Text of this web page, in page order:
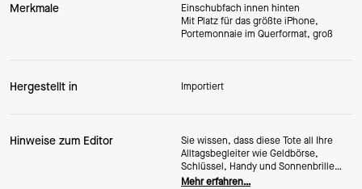
Merkmale
Einschubfach innen hinten
Mit Platz für das größte iPhone,
Portemonnaie im Querformat, groß
Hergestellt in Importiert
Hinweise zum Editor
Sie wissen, dass diese Tote all Ihre
Alltagsbegleiter wie Geldbörse,
Schlüssel, Handy und Sonnenbrille
sicher verstaut. Außerdem findet darin
Mehr erfahren…